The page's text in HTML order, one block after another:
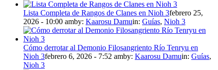
Lista Completa de Rangos de Clanes en Nioh 3febrero 25,
2026 - 10:00 amby: Kaarosu Damuin: Guías, Nioh 3
Cómo derrotar al Demonio Filosangriento Río Tenryu en
Nioh 3febrero 6, 2026 - 7:52 amby: Kaarosu Damuin: Guías,
Nioh 3